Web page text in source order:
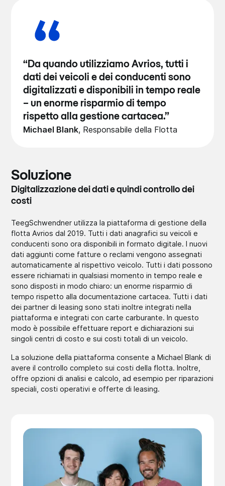
“Da quando utilizziamo Avrios, tutti i
dati dei veicoli e dei conducenti sono
digitalizzati e disponibili in tempo reale
– un enorme risparmio di tempo
rispetto alla gestione cartacea.”
Michael Blank, Respon­sabile­ della Flotta
Soluzione
Digita­lizzaz­ione dei dati e quindi controllo dei
costi
TeegSc­hwendn­er utilizza la piatta­forma di gestione della
flotta Avrios dal 2019. Tutti i dati anagra­fici su veicoli e
conduc­enti sono ora dispon­ibili in formato digitale. I nuovi
dati aggiunti come fatture o reclami vengono assegnati
automa­ticame­nte al rispet­tivo veicolo. Tutti i dati possono
essere richia­mati in qualsiasi momento in tempo reale e
sono disposti in modo chiaro: un enorme risparmio di
tempo rispetto alla docume­ntazio­ne cartacea. Tutti i dati
dei partner di leasing sono stati inoltre integrati nella
piatta­forma e integrati con carte carbur­ante. In questo
modo è possibile effett­uare report e dichia­razion­i sui
singoli centri di costo e sui costi totali di un veicolo.
La soluzione della piatta­forma consente a Michael Blank di
avere il controllo completo sui costi della flotta. Inoltre,
offre opzioni di analisi e calcolo, ad esempio per ripara­zioni
speciali, costi operativi e offerte di leasing.